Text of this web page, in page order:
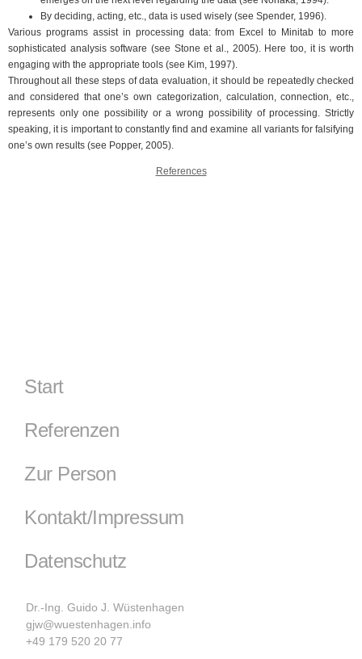
By deciding, acting, etc., data is used wisely (see Spender, 1996).
Various programs assist in processing data: from Excel to Minitab to more
sophisticated analysis software (see Stone et al., 2005). Here too, it is worth
engaging with the appropriate tools (see Kim, 1997).
Throughout all these steps of data evaluation, it should be repeatedly checked
and considered that one’s own categorization, calculation, connection, etc.,
represents only one possibility or a wrong possibility of processing. Strictly
speaking, it is important to constantly find and examine all variants for falsifying
one’s own results (see Popper, 2005).
References
Start
Referenzen
Zur Person
Kontakt/Impressum
Datenschutz
Dr.-Ing. Guido J. Wüstenhagen
gjw@wuestenhagen.info
+49 179 520 20 77